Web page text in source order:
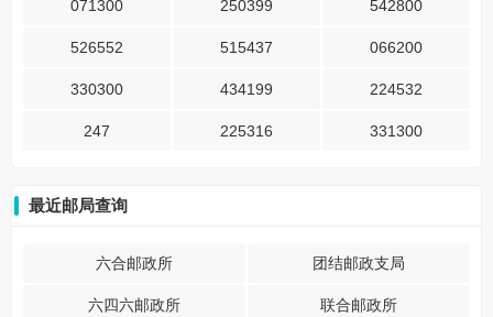
071300 250399 542800
526552 515437 066200
330300 434199 224532
247 225316 331300
最近邮局查询
六合邮政所 团结邮政支局
六四六邮政所 联合邮政所